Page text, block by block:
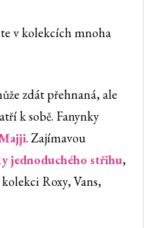
v kolekcích mnoha
zdát přehnaná, ale
k sobě. Fanynky
. Zajímavou
jednoduchého střihu,
Roxy, Vans,